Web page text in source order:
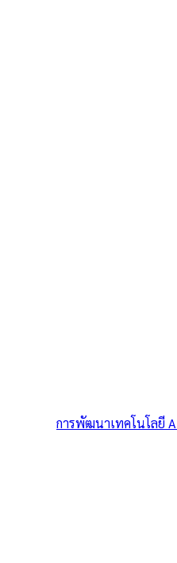
การพัฒนาเทคโนโลยี